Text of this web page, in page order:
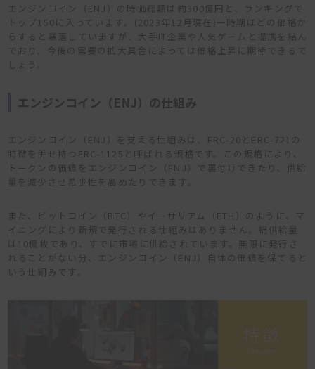
エンジンコイン（ENJ）の時価総額は約300億円と、ランキングで
トップ150に入っています。(2023年12月現在)一時期ほどの価格か
らすると暴落していますが、大手IT企業や人気ゲームと提携を結ん
でおり、今後の需要の拡大具合によっては価格上昇に期待できるで
しょう。
エンジンコイン（ENJ）の仕組み
エンジンコイン（ENJ）を支える仕組みは、ERC-20とERC-721の
特徴を併せ持つERC-1125と呼ばれる規格です。この規格により、
トークンの価値をエンジンコイン（ENJ）で裏付けできたり、供給
量を減少させ希少性を高めたりできます。
また、ビットコイン（BTC）やイーサリアム（ETH）のように、マ
イニングにより新規で発行される仕組みはありません。総供給量
は10億枚であり、すでに市場に供給されています。無限に発行さ
れることがない分、エンジンコイン（ENJ）自体の価値を保てると
いう仕組みです。